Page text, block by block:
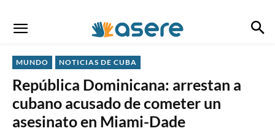
MUNDO NOTICIAS DE CUBA
República Dominicana: arrestan a
cubano acusado de cometer un
asesinato en Miami-Dade